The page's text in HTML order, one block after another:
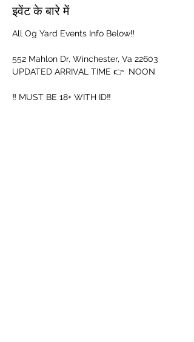
इवेंट के बारे में
All Og Yard Events Info Below‼️
552 Mahlon Dr, Winchester, Va 22603
UPDATED ARRIVAL TIME 👉  NOON
‼️ MUST BE 18+ WITH ID‼️